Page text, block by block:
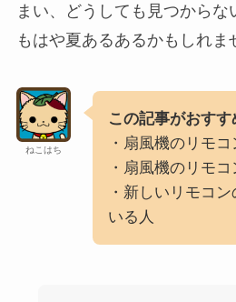
まい、どうしても見つからな
もはや夏あるあるかもしれま
ねこはち
この記事がおすす
・扇風機のリモ
・扇風機のリモ
・新しいリモコ
いる人